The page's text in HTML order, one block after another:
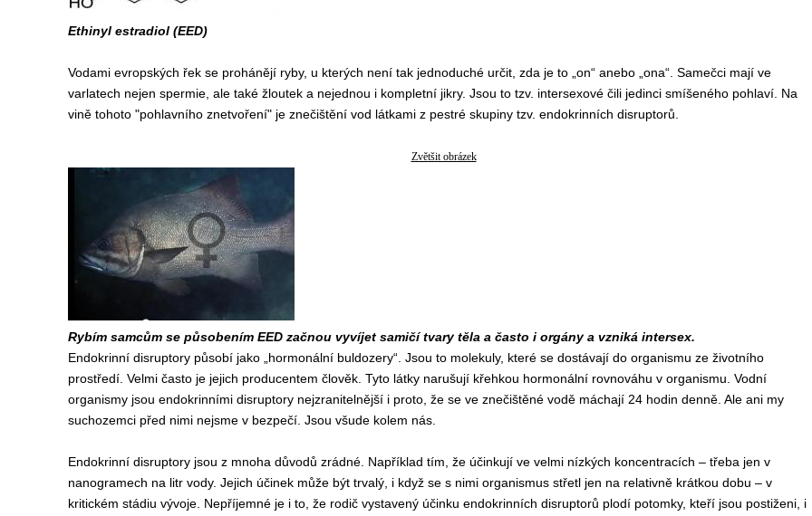
Ethinyl estradiol (EED)
Vodami evropských řek se prohánějí ryby, u kterých není tak jednoduché určit, zda je to „on“ anebo „ona“. Samečci mají ve
varlatech nejen spermie, ale také žloutek a nejednou i kompletní jikry. Jsou to tzv. intersexové čili jedinci smíšeného pohlaví. Na
vině tohoto "pohlavního znetvoření" je znečištění vod látkami z pestré skupiny tzv. endokrinních disruptorů.
Zvětšit obrázek
Rybím samcům se působením EED začnou vyvíjet samičí tvary těla a často i orgány a vzniká intersex.
Endokrinní disruptory působí jako „hormonální buldozery“. Jsou to molekuly, které se dostávají do organismu ze životního
prostředí. Velmi často je jejich producentem člověk. Tyto látky narušují křehkou hormonální rovnováhu v organismu. Vodní
organismy jsou endokrinními disruptory nejzranitelnější i proto, že se ve znečištěné vodě máchají 24 hodin denně. Ale ani my
suchozemci před nimi nejsme v bezpečí. Jsou všude kolem nás.
Endokrinní disruptory jsou z mnoha důvodů zrádné. Například tím, že účinkují ve velmi nízkých koncentracích – třeba jen v
nanogramech na litr vody. Jejich účinek může být trvalý, i když se s nimi organismus střetl jen na relativně krátkou dobu – v
kritickém stádiu vývoje. Nepříjemné je i to, že rodič vystavený účinku endokrinních disruptorů plodí potomky, kteří jsou postiženi, i